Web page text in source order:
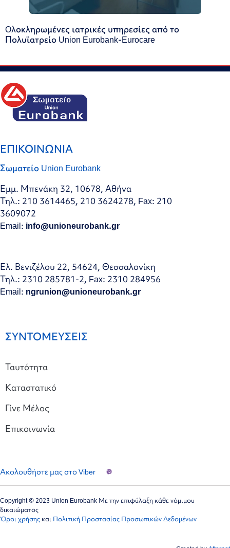
Oλοκληρωμένες ιατρικές υπηρεσίες από το
Πολυϊατρείο Union Eurobank-Eurocare
ΕΠΙΚΟΙΝΩΝΙΑ
Σωματείο Union Eurobank
Εμμ. Μπενάκη 32, 10678, Αθήνα
Τηλ.: 210 3614465, 210 3624278, Fax: 210
3609072
Email: info@unioneurobank.gr
Ελ. Βενιζέλου 22, 54624, Θεσσαλονίκη
Τηλ.: 2310 285781-2, Fax: 2310 284956
Email: ngrunion@unioneurobank.gr
ΣΥΝΤΟΜΕΥΣΕΙΣ
Ταυτότητα
Καταστατικό
Γίνε Μέλος
Επικοινωνία
Ακολουθήστε μας στο Viber
Copyright © 2023 Union Eurobank Με την επιφύλαξη κάθε νόμιμου
δικαιώματος
Όροι χρήσης και Πολιτική Προστασίας Προσωπικών Δεδομένων